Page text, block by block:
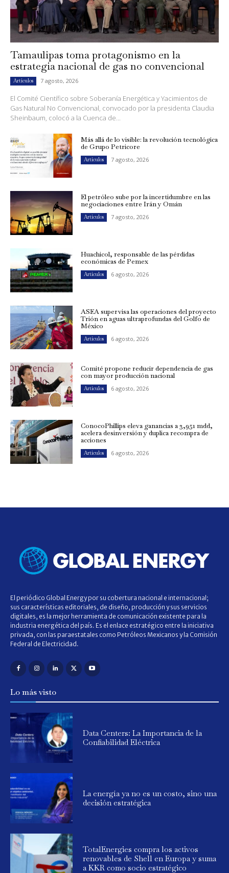
Tamaulipas toma protagonismo en la
estrategia nacional de gas no convencional
Artículos 7 agosto, 2026
El Comité Científico sobre Soberanía Energética y Yacimientos de
Gas Natural No Convencional, convocado por la presidenta Claudia
Sheinbaum, colocó a la Cuenca de...
Más allá de lo visible: la revolución tecnológica
de Grupo Petricore
Artículos 7 agosto, 2026
El petróleo sube por la incertidumbre en las
negociaciones entre Irán y Omán
Artículos 7 agosto, 2026
Huachicol, responsable de las pérdidas
económicas de Pemex
Artículos 6 agosto, 2026
ASEA supervisa las operaciones del proyecto
Trión en aguas ultraprofundas del Golfo de
México
Artículos 6 agosto, 2026
Comité propone reducir dependencia de gas
con mayor producción nacional
Artículos 6 agosto, 2026
ConocoPhillips eleva ganancias a 3,951 mdd,
acelera desinversión y duplica recompra de
acciones
Artículos 6 agosto, 2026
El periódico Global Energy por su cobertura nacional e internacional;
sus características editoriales, de diseño, producción y sus servicios
digitales, es la mejor herramienta de comunicación existente para la
industria energética del país. Es el enlace estratégico entre la iniciativa
privada, con las paraestatales como Petróleos Mexicanos y la Comisión
Federal de Electricidad.
Lo más visto
Data Centers: La Importancia de la
Confiabilidad Eléctrica
La energía ya no es un costo, sino una
decisión estratégica
TotalEnergies compra los activos
renovables de Shell en Europa y suma
a KKR como socio estratégico